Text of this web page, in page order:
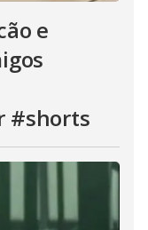
e
#shorts